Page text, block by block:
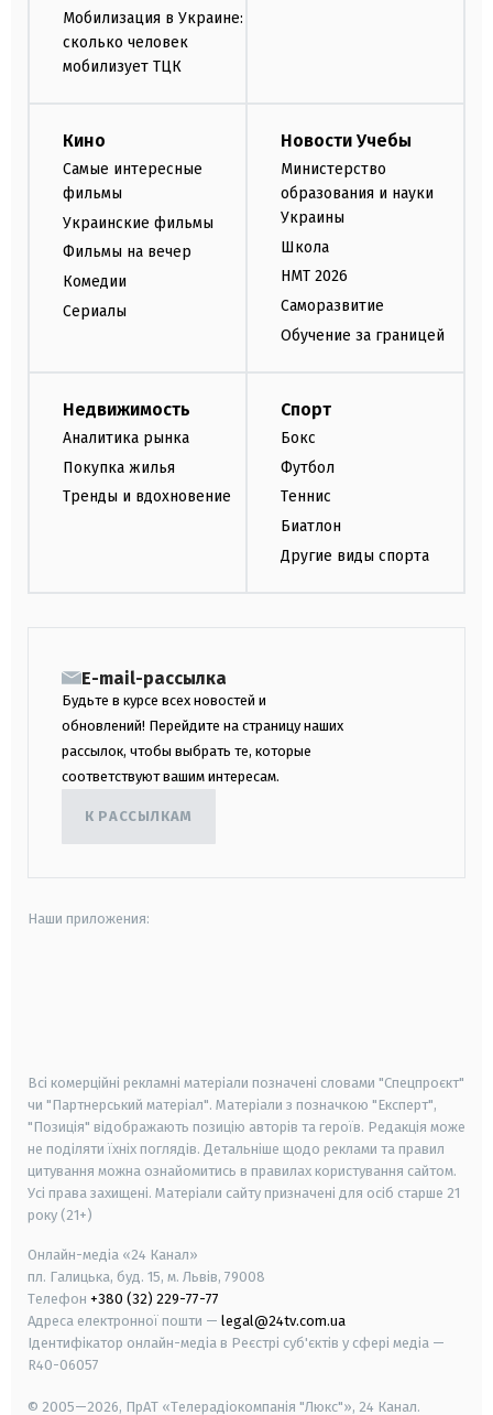
Мобилизация в Украине:
сколько человек
мобилизует ТЦК
Кино
Самые интересные
фильмы
Украинские фильмы
Фильмы на вечер
Комедии
Сериалы
Новости Учебы
Министерство
образования и науки
Украины
Школа
НМТ 2026
Саморазвитие
Обучение за границей
Недвижимость
Аналитика рынка
Покупка жилья
Тренды и вдохновение
Спорт
Бокс
Футбол
Теннис
Биатлон
Другие виды спорта
E-mail-рассылка
Будьте в курсе всех новостей и
обновлений! Перейдите на страницу наших
рассылок, чтобы выбрать те, которые
соответствуют вашим интересам.
К РАССЫЛКАМ
Наши приложения:
Всі комерційні рекламні матеріали позначені словами "Спецпроєкт"
чи "Партнерський матеріал". Матеріали з позначкою "Експерт",
"Позиція" відображають позицію авторів та героїв. Редакція може
не поділяти їхніх поглядів. Детальніше щодо реклами та правил
цитування можна ознайомитись в правилах користування сайтом.
Усі права захищені. Матеріали сайту призначені для осіб старше 21
року (21+)
Онлайн-медіа «24 Канал»
пл. Галицька, буд. 15, м. Львів, 79008
Телефон +380 (32) 229-77-77
Адреса електронної пошти — legal@24tv.com.ua
Ідентифікатор онлайн-медіа в Реєстрі суб'єктів у сфері медіа —
R40-06057
© 2005—2026, ПрАТ «Телерадіокомпанія "Люкс"», 24 Канал.